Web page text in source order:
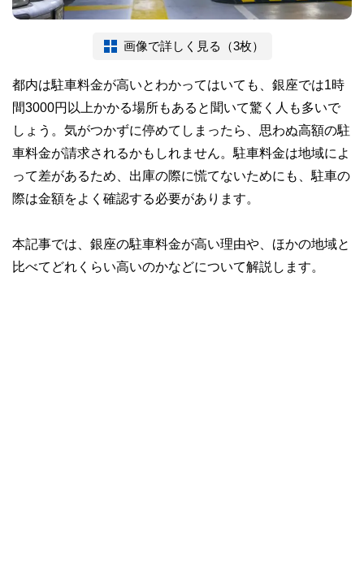
画像で詳しく見る（3枚）
都内は駐車料金が高いとわかってはいても、銀座では1時
間3000円以上かかる場所もあると聞いて驚く人も多いで
しょう。気がつかずに停めてしまったら、思わぬ高額の駐
車料金が請求されるかもしれません。駐車料金は地域によ
って差があるため、出庫の際に慌てないためにも、駐車の
際は金額をよく確認する必要があります。
本記事では、銀座の駐車料金が高い理由や、ほかの地域と
比べてどれくらい高いのかなどについて解説します。